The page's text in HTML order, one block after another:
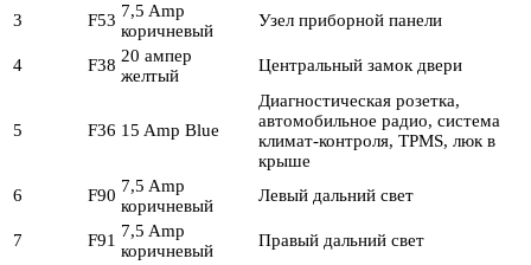
3
F53 7,5 Amp
коричневый
Узел приборной панели
4 F38 20 ампер
желтый
Центральный замок двери
5 F36 15 Amp Blue
Диагностическая розетка,
автомобильное радио, система
климат-контроля, TPMS, люк в
крыше
6
F90 7,5 Amp
коричневый
Левый дальний свет
7 F91 7,5 Amp
коричневый
Правый дальний свет